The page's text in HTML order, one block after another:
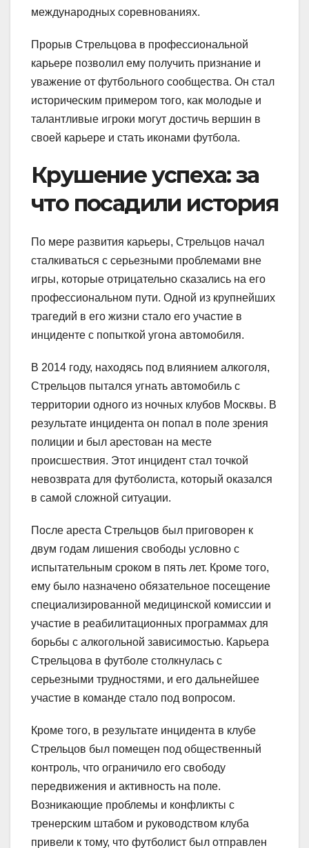
международных соревнованиях.
Прорыв Стрельцова в профессиональной
карьере позволил ему получить признание и
уважение от футбольного сообщества. Он стал
историческим примером того, как молодые и
талантливые игроки могут достичь вершин в
своей карьере и стать иконами футбола.
Крушение успеха: за
что посадили история
По мере развития карьеры, Стрельцов начал
сталкиваться с серьезными проблемами вне
игры, которые отрицательно сказались на его
профессиональном пути. Одной из крупнейших
трагедий в его жизни стало его участие в
инциденте с попыткой угона автомобиля.
В 2014 году, находясь под влиянием алкоголя,
Стрельцов пытался угнать автомобиль с
территории одного из ночных клубов Москвы. В
результате инцидента он попал в поле зрения
полиции и был арестован на месте
происшествия. Этот инцидент стал точкой
невозврата для футболиста, который оказался
в самой сложной ситуации.
После ареста Стрельцов был приговорен к
двум годам лишения свободы условно с
испытательным сроком в пять лет. Кроме того,
ему было назначено обязательное посещение
специализированной медицинской комиссии и
участие в реабилитационных программах для
борьбы с алкогольной зависимостью. Карьера
Стрельцова в футболе столкнулась с
серьезными трудностями, и его дальнейшее
участие в команде стало под вопросом.
Кроме того, в результате инцидента в клубе
Стрельцов был помещен под общественный
контроль, что ограничило его свободу
передвижения и активность на поле.
Возникающие проблемы и конфликты с
тренерским штабом и руководством клуба
привели к тому, что футболист был отправлен